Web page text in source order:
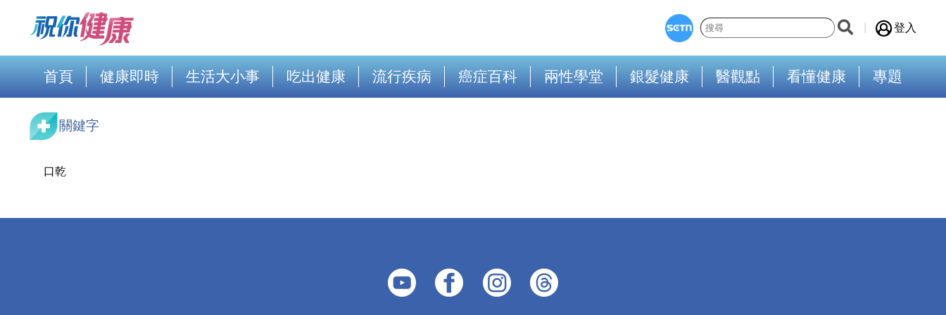
登入
首頁 健康即時 生活大小事 吃出健康 流行疾病 癌症百科 兩性學堂 銀髮健康 醫觀點 看懂健康 專題
關鍵字
口乾